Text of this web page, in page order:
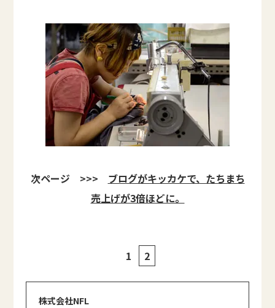
次ページ >>> ブログがキッカケで、たちまち
売上げが3倍ほどに。
1 2
株式会社NFL